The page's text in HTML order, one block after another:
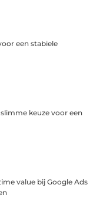
een stabiele
keuze voor een
value bij Google Ads